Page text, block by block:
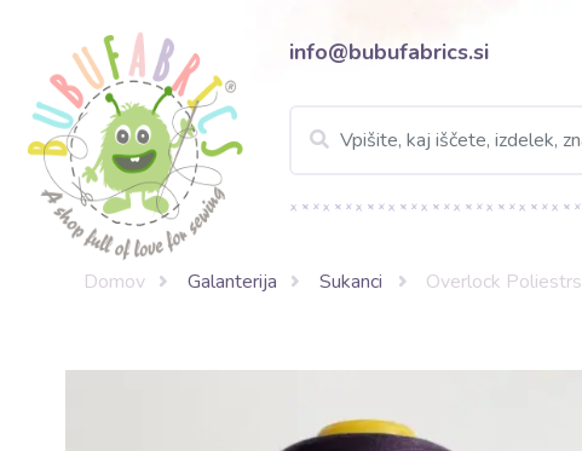
info@bubufabrics.si
Domov Galanterija Sukanci Overlock